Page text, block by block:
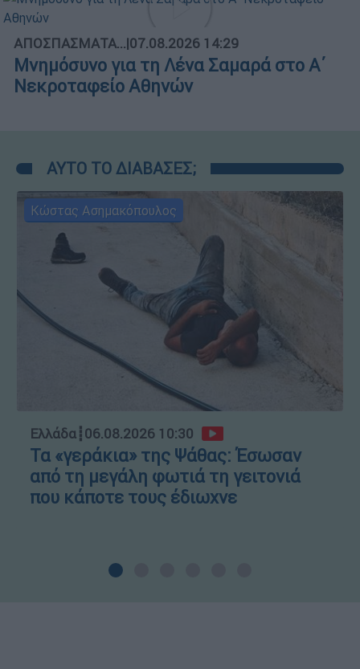
ΑΠΟΣΠΑΣΜΑΤΑ...|07.08.2026 14:29
Μνημόσυνο για τη Λένα Σαμαρά στο Α΄
Νεκροταφείο Αθηνών
ΑΥΤΟ ΤΟ ΔΙΑΒΑΣΕΣ;
Κώστας Ασημακόπουλος
Ελλάδα┋06.08.2026 10:30
Τα «γεράκια» της Ψάθας: Έσωσαν
από τη μεγάλη φωτιά τη γειτονιά
που κάποτε τους έδιωχνε